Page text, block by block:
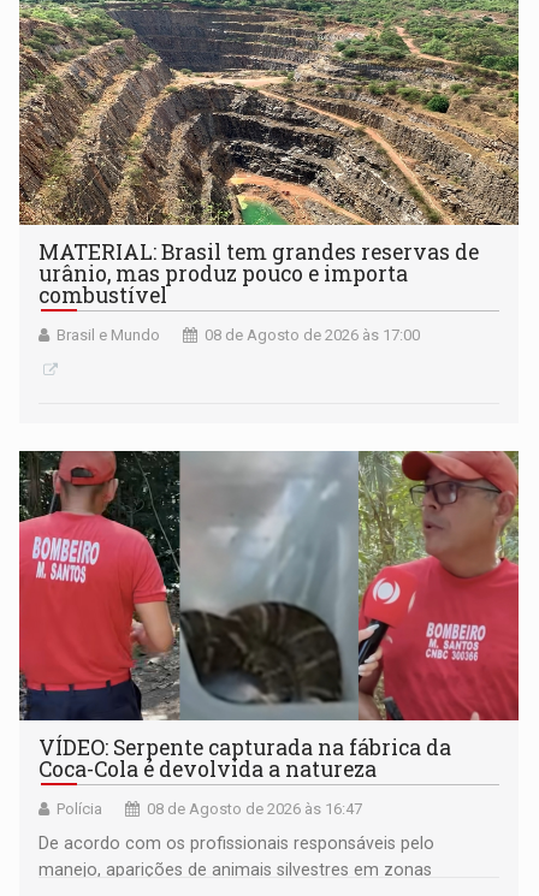
MATERIAL: Brasil tem grandes reservas de
urânio, mas produz pouco e importa
combustível
Brasil e Mundo 08 de Agosto de 2026 às 17:00
VÍDEO: Serpente capturada na fábrica da
Coca-Cola é devolvida a natureza
Polícia 08 de Agosto de 2026 às 16:47
De acordo com os profissionais responsáveis pelo
manejo, aparições de animais silvestres em zonas